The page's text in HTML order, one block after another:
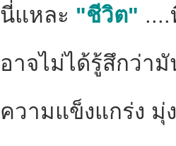
นี่แหละ "ชีวิต"
อาจไม่ได้รู้สึกว่า
ความแข็งแกร่ง มุ่